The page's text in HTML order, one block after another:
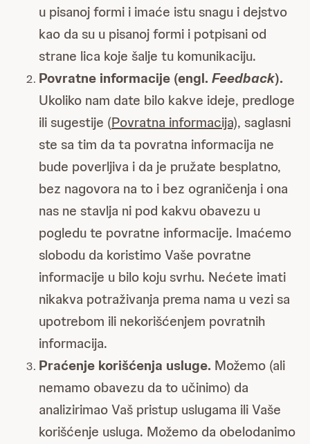
u pisanoj formi i imaće istu snagu i dejstvo
kao da su u pisanoj formi i potpisani od
strane lica koje šalje tu komunikaciju.
Povratne informacije (engl.Feedback).
Ukoliko nam date bilo kakve ideje, predloge
ili sugestije (Povratna informacija), saglasni
ste sa tim da ta povratna informacija ne
bude poverljiva i da je pružate besplatno,
bez nagovora na to i bez ograničenja i ona
nas ne stavlja ni pod kakvu obavezu u
pogledu te povratne informacije. Imaćemo
slobodu da koristimo Vaše povratne
informacije u bilo koju svrhu. Nećete imati
nikakva potraživanja prema nama u vezi sa
upotrebom ili nekorišćenjem povratnih
informacija.
Praćenje korišćenja usluge. Možemo (ali
nemamo obavezu da to učinimo) da
analizirimao Vaš pristup uslugama ili Vaše
korišćenje usluga. Možemo da obelodanimo